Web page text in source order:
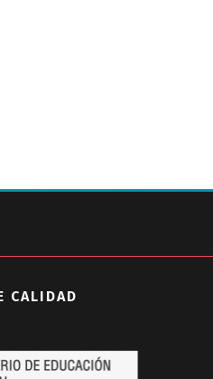
CALIDAD